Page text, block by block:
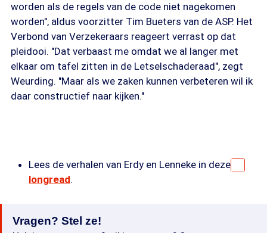
worden als de regels van de code niet nagekomen
worden", aldus voorzitter Tim Bueters van de ASP. Het
Verbond van Verzekeraars reageert verrast op dat
pleidooi. "Dat verbaast me omdat we al langer met
elkaar om tafel zitten in de Letselschaderaad", zegt
Weurding. "Maar als we zaken kunnen verbeteren wil ik
daar constructief naar kijken."
Lees de verhalen van Erdy en Lenneke in deze
longread.
Vragen? Stel ze!